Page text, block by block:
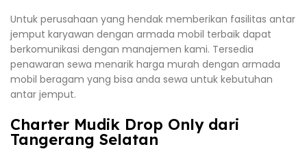
Untuk perusahaan yang hendak memberikan fasilitas antar
jemput karyawan dengan armada mobil terbaik dapat
berkomunikasi dengan manajemen kami. Tersedia
penawaran sewa menarik harga murah dengan armada
mobil beragam yang bisa anda sewa untuk kebutuhan
antar jemput.
Charter Mudik Drop Only dari
Tangerang Selatan